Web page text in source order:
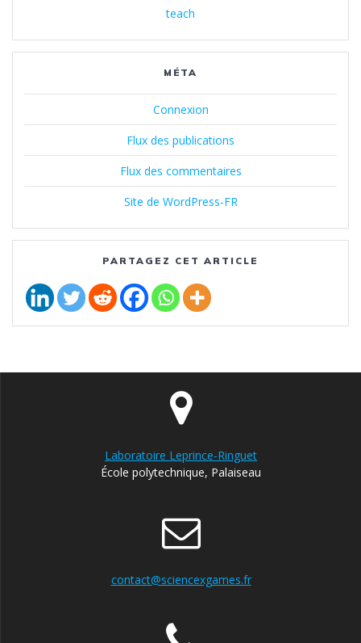
teach
MÉTA
Connexion
Flux des publications
Flux des commentaires
Site de WordPress-FR
PARTAGEZ CET ARTICLE
Laboratoire Leprince-Ringuet
École polytechnique, Palaiseau
contact@sciencexgames.fr